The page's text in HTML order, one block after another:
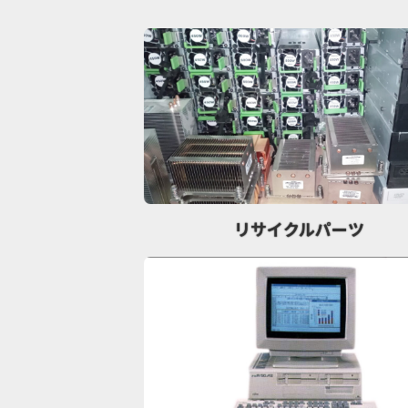
リサイクルパーツ